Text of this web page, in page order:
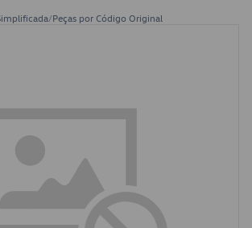
/Peças por Código Original